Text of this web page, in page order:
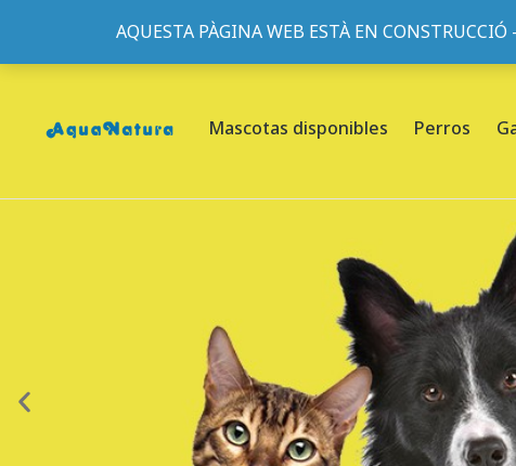
AQUESTA PÀGINA WEB ESTÀ EN
933095977-933152057-933103463- C/ de Roger de Flor,
Mascotas disponibles Perros